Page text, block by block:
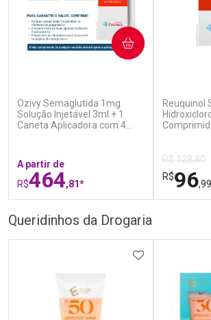
Ozivy Semaglutida 1mg
Solução Injetável 3ml + 1
Caneta Aplicadora com 4
A partir de
R$464,81*
COMPRAR
Reuquinol
R$ 128,80
R$96,99
Queridinhos da Drogaria
ADICIONAR